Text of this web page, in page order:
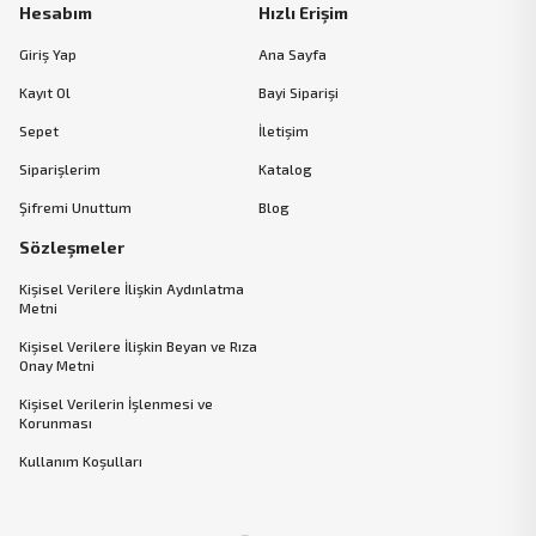
Hesabım
Giriş Yap
Kayıt Ol
Sepet
Siparişlerim
Şifremi Unuttum
Hızlı Erişim
Ana Sayfa
Bayi Siparişi
İletişim
Katalog
Blog
Sözleşmeler
Kişisel Verilere İlişkin Aydınlatma
Metni
Kişisel Verilere İlişkin Beyan ve Rıza
Onay Metni
Kişisel Verilerin İşlenmesi ve
Korunması
Kullanım Koşulları